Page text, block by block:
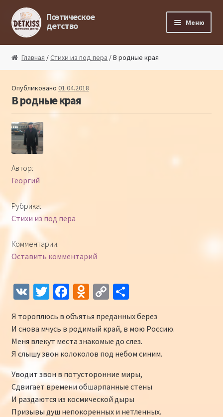
Перейти к навигации
Перейти к содержимому
Поэтическое
детство Меню
Поэтический ликбез
Поэтический блог
Детская философия
Конкурсы
Интернет-конкурс чтецов «Созвучие 2018»
Наши участники и победители
Наши участники 2017
Страничка победителей 2017
Главная /Стихи из под пера / В родные края
Опубликовано 01.04.2018
В родные края
Автор:
Георгий
Рубрика:
Стихи из под пера
Комментарии:
Оставить комментарий
V T
tt
er
Fa
b
o
o
k
O
n
o
kl
as
sn
iki
C
p
y
Li
n
k
О
п
р
а
в
и
ть
Я тороплюсь в объятья преданных берез
И снова мчусь в родимый край, в мою Россию.
Меня влекут места знакомые до слез.
Я слышу звон колоколов под небом синим.
Уводит звон в потусторонние миры,
Сдвигает времени обшарпанные стены
И раздаются из космической дыры
Призывы душ непокоренных и нетленных.